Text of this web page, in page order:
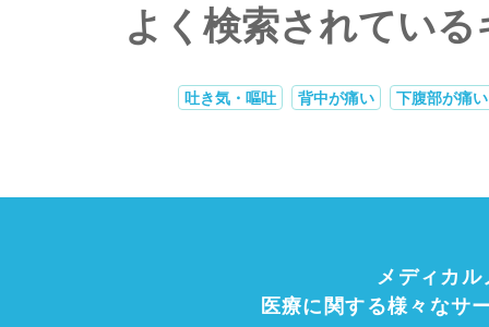
よく検索されてい
吐き気・嘔吐 背中が痛い 下腹部が痛い
メディカル
医療に関する様々なサ